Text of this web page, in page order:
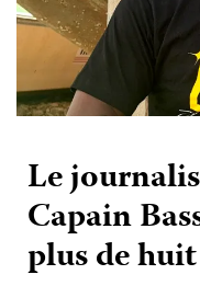
Le
Capain
plus de